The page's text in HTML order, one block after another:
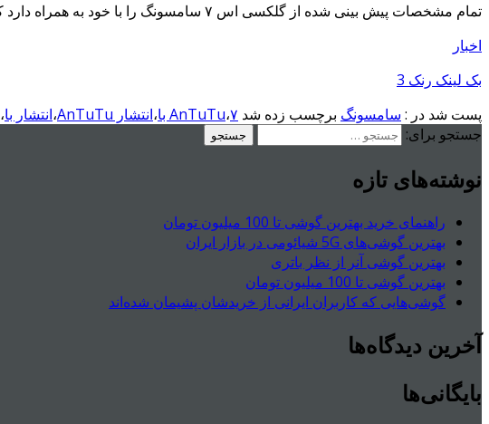
تمام مشخصات پیش بینی شده از گلکسی اس ۷ سامسونگ را با خود به همراه دارد که از جمله مهم …
اخبار
بک لینک رنک 3
پست شد در : سامسونگ برچسب زده شد ۷،AnTuTu با ،انتشار AnTuTu ،انتشار با،
جستجو برای:
نوشته‌های تازه
راهنمای خرید بهترین گوشی تا 100 میلیون تومان
بهترین گوشی‌های 5G شیائومی در بازار ایران
بهترین گوشی آنر از نظر باتری
بهترین گوشی تا 100 میلیون تومان
گوشی‌هایی که کاربران ایرانی از خریدشان پشیمان شده‌اند
آخرین دیدگاه‌ها
بایگانی‌ها